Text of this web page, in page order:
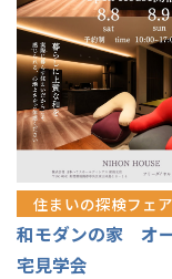
住まいの探検フェア
和モダンの家 オ
宅見学会